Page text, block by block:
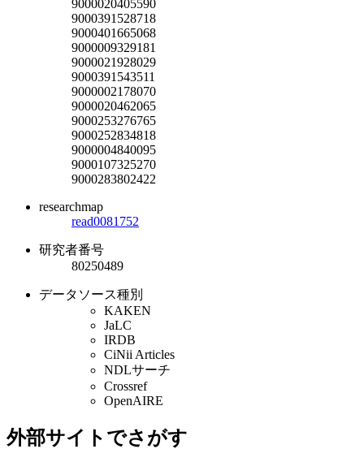
9000020405590
9000391528718
9000401665068
9000009329181
9000021928029
9000391543511
9000002178070
9000020462065
9000253276765
9000252834818
9000004840095
9000107325270
9000283802422
researchmap
read0081752
研究者番号
80250489
データソース種別
KAKEN
JaLC
IRDB
CiNii Articles
NDLサーチ
Crossref
OpenAIRE
外部サイトでさがす